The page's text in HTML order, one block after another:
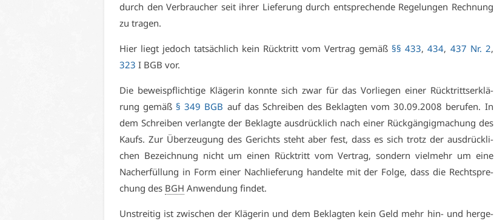
durch den Ver­brau­cher seit ih­rer Lie­fe­rung durch ent­spre­chen­de Re­ge­lun­gen Rech­nung
zu tra­gen.
Hier liegt je­doch tat­säch­lich kein Rück­tritt vom Ver­trag ge­mäß §§ 433,434, 437 Nr. 2,
323 I BGB vor.
Die be­weis­pflich­ti­ge Klä­ge­rin konn­te sich zwar für das Vor­lie­gen ei­ner Rück­tritts­er­klä­
rung ge­mäß § 349 BGB auf das Schrei­ben des Be­klag­ten vom 30.09.2008 be­ru­fen. In
dem Schrei­ben ver­lang­te der Be­klag­te aus­drück­lich nach ei­ner Rück­gän­gig­ma­chung des
Kaufs. Zur Über­zeu­gung des Ge­richts steht aber fest, dass es sich trotz der aus­drück­li­
chen Be­zeich­nung nicht um ei­nen Rück­tritt vom Ver­trag, son­dern viel­mehr um ei­ne
Nach­er­fül­lung in Form ei­ner Nach­lie­fe­rung han­del­te mit der Fol­ge, dass die Recht­spre­
chung des BGH An­wen­dung fin­det.
Un­strei­tig ist zwi­schen der Klä­ge­rin und dem Be­klag­ten kein Geld mehr hin- und her­ge­